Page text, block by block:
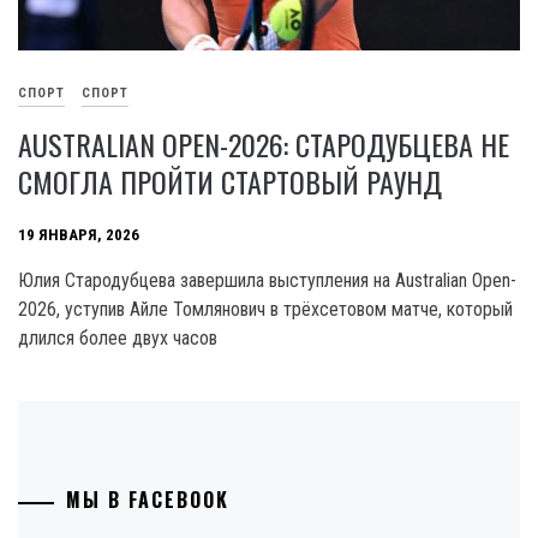
СПОРТ СПОРТ
AUSTRALIAN OPEN-2026: СТАРОДУБЦЕВА НЕ
СМОГЛА ПРОЙТИ СТАРТОВЫЙ РАУНД
19 ЯНВАРЯ, 2026
Юлия Стародубцева завершила выступления на Australian Open-
2026, уступив Айле Томлянович в трёхсетовом матче, который
длился более двух часов
МЫ В FACEBOOK